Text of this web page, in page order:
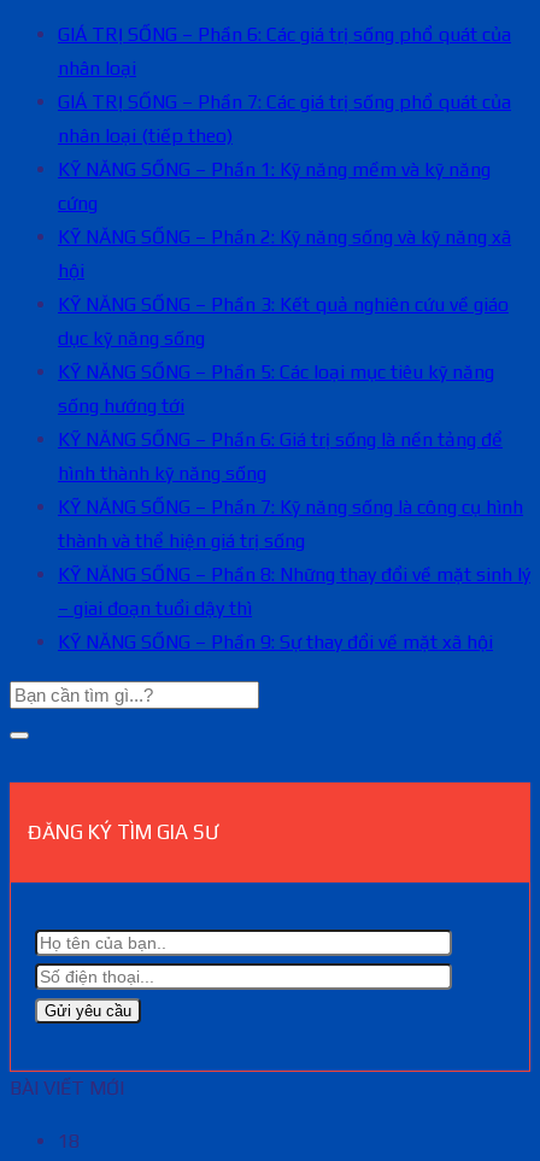
GIÁ TRỊ SỐNG – Phần 6: Các giá trị sống phổ quát của
nhân loại
GIÁ TRỊ SỐNG – Phần 7: Các giá trị sống phổ quát của
nhân loại (tiếp theo)
KỸ NĂNG SỐNG – Phần 1: Kỹ năng mềm và kỹ năng
cứng
KỸ NĂNG SỐNG – Phần 2: Kỹ năng sống và kỹ năng xã
hội
KỸ NĂNG SỐNG – Phần 3: Kết quả nghiên cứu về giáo
dục kỹ năng sống
KỸ NĂNG SỐNG – Phần 5: Các loại mục tiêu kỹ năng
sống hướng tới
KỸ NĂNG SỐNG – Phần 6: Giá trị sống là nền tảng để
hình thành kỹ năng sống
KỸ NĂNG SỐNG – Phần 7: Kỹ năng sống là công cụ hình
thành và thể hiện giá trị sống
KỸ NĂNG SỐNG – Phần 8: Những thay đổi về mặt sinh lý
– giai đoạn tuổi dậy thì
KỸ NĂNG SỐNG – Phần 9: Sự thay đổi về mặt xã hội
ĐĂNG KÝ TÌM GIA SƯ
BÀI VIẾT MỚI
18